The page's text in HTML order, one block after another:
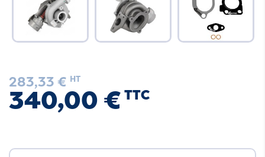
283,33 € HT
340,00 € TTC